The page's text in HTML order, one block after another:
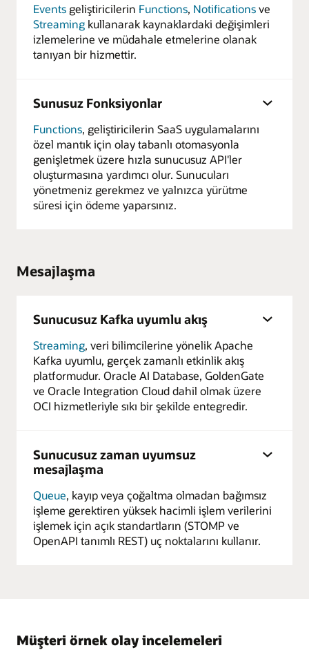
Eventsgeliştiricilerin Functions, Notificationsve
Streaming kullanarak kaynaklardaki değişimleri
izlemelerine ve müdahale etmelerine olanak
tanıyan bir hizmettir.
Sunusuz Fonksiyonlar
Functions, geliştiricilerin SaaS uygulamalarını
özel mantık için olay tabanlı otomasyonla
genişletmek üzere hızla sunucusuz API'ler
oluşturmasına yardımcı olur. Sunucuları
yönetmeniz gerekmez ve yalnızca yürütme
süresi için ödeme yaparsınız.
Mesajlaşma
Sunucusuz Kafka uyumlu akış
Streaming, veri bilimcilerine yönelik Apache
Kafka uyumlu, gerçek zamanlı etkinlik akış
platformudur. Oracle AI Database, GoldenGate
ve Oracle Integration Cloud dahil olmak üzere
OCI hizmetleriyle sıkı bir şekilde entegredir.
Sunucusuz zaman uyumsuz
mesajlaşma
Queue, kayıp veya çoğaltma olmadan bağımsız
işleme gerektiren yüksek hacimli işlem verilerini
işlemek için açık standartların (STOMP ve
OpenAPI tanımlı REST) uç noktalarını kullanır.
Müşteri örnek olay incelemeleri